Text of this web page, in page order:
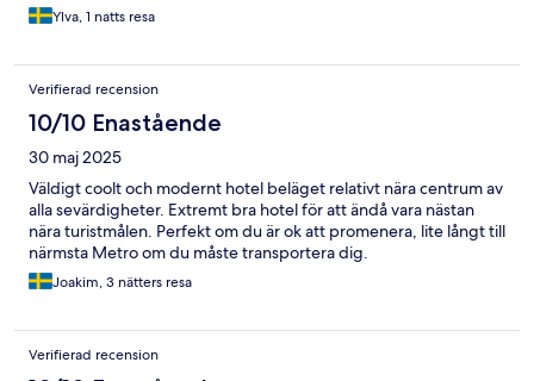
Ylva, 1 natts resa
Verifierad recension
10/10 Enastående
30 maj 2025
Väldigt coolt och modernt hotel beläget relativt nära centrum av
alla sevärdigheter. Extremt bra hotel för att ändå vara nästan
nära turistmålen. Perfekt om du är ok att promenera, lite långt till
närmsta Metro om du måste transportera dig.
Joakim, 3 nätters resa
Verifierad recension